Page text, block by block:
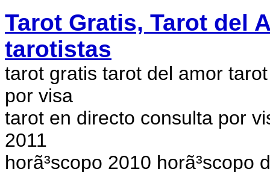
Tarot Gratis, Tarot del
tarotistas
tarot gratis tarot del amor
por visa
tarot en directo consulta por
2011
horã³scopo 2010 horã³scopo